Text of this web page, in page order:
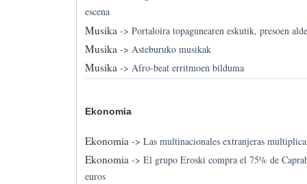
escena
Musika -> Portaloira topagunearen eskutik, presoen
Musika-> Asteburuko musikak
Musika-> Afro-beat erritmoen bilduma
Ekonomia
Ekonomia-> Las multinacionales extranjeras
Ekonomia-> El grupo Eroski compra el 75% de
euros